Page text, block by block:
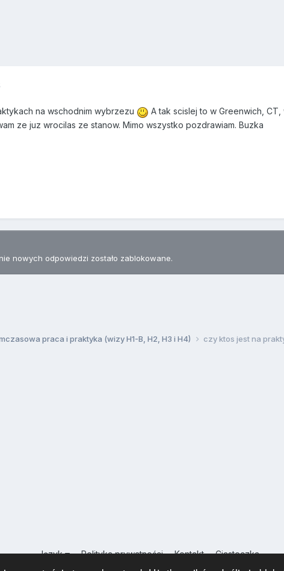
na wschodnim wybrzezu
A tak scislej to w Greenwich,
ze juz wrocilas ze stanow. Mimo wszystko pozdrawiam. Buzka
nowych odpowiedzi zostało zablokowane.
praca i praktyka (wizy H1-B, H2, H3 i H4) czy ktos jest na
Język Polityka prywatności Kontakt Ciasteczka
USA.INFO.PL